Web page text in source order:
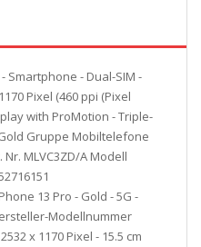
Smartphone - Dual-SIM -
Pixel (460 ppi (Pixel
with ProMotion - Triple-
Gruppe Mobiltelefone
MLVC3ZD/A Modell
13 Pro - Gold - 5G -
Modellnummer
x 1170 Pixel - 15.5 cm